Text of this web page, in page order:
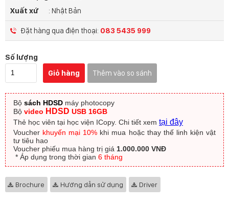
Xuất xứ
: Nhật Bản
Đặt hàng qua điện thoại: 083 5435 999
Số lượng
Giỏ hàng
Thêm vào so sánh
Bộ sách HDSD máy photocopy
Bộ video HDSD USB 16GB
Thẻ học viên tại học viện ICopy. Chi tiết xem tại đây
Voucher khuyến mại 10% khi mua hoặc thay thế linh kiện vật
tư tiêu hao
Voucher phiếu mua hàng trị giá 1.000.000 VNĐ
​ * Áp dụng trong thời gian 6 tháng
Brochure Hướng dẫn sử dụng Driver